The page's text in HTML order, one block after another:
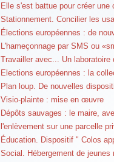
Elle s'est battue pour créer une
Stationnement. Concilier les
Élections européennes : de
L'hameçonnage par SMS ou
Travailler avec... Un laboratoire
Elections européennes : la
Plan loup. De nouvelles
Visio-plainte : mise en œuvre
Dépôts sauvages : le maire,
l'enlèvement sur une parcelle
Éducation. Dispositif " Colos
Social. Hébergement de